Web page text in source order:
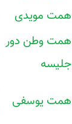
همت مویدی
همت وطن دور
جلیسه
همت یوسفی